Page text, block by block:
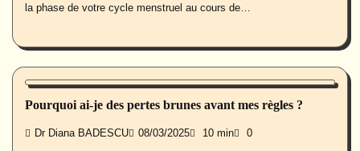
la phase de votre cycle menstruel au cours de…
Santé des femmes
Pourquoi ai-je des pertes brunes avant mes règles ?
Dr Diana BADESCU 08/03/2025 10 min 0